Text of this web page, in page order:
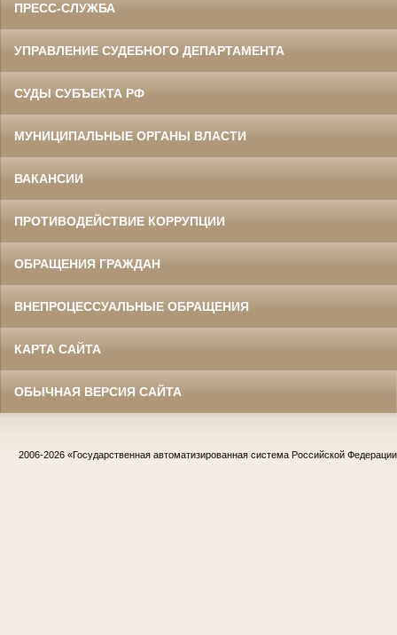
ПРЕСС-СЛУЖБА
УПРАВЛЕНИЕ СУДЕБНОГО ДЕПАРТАМЕНТА
СУДЫ СУБЪЕКТА РФ
МУНИЦИПАЛЬНЫЕ ОРГАНЫ ВЛАСТИ
ВАКАНСИИ
ПРОТИВОДЕЙСТВИЕ КОРРУПЦИИ
ОБРАЩЕНИЯ ГРАЖДАН
ВНЕПРОЦЕССУАЛЬНЫЕ ОБРАЩЕНИЯ
КАРТА САЙТА
ОБЫЧНАЯ ВЕРСИЯ САЙТА
2006-2026 «Государственная автоматизированная система Российской